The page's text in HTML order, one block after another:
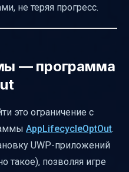
не теряя прогресс.
— программа
это ограничение с
AppLifecycleOptOut.
UWP-приложений
такое), позволяя игре